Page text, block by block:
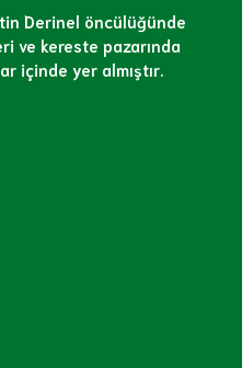
Derinel öncülüğünde
ve kereste pazarında
içinde yer almıştır.